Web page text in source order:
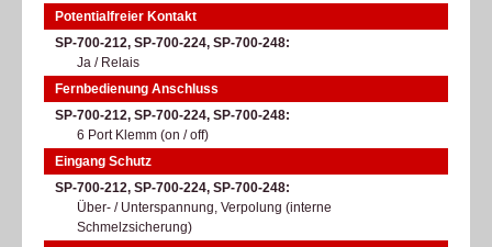
Potentialfreier Kontakt
SP-700-212, SP-700-224, SP-700-248
Ja / Relais
Fernbedienung Anschluss
SP-700-212, SP-700-224, SP-700-248
6 Port Klemm (on / off)
Eingang Schutz
SP-700-212, SP-700-224, SP-700-248
Über- / Unterspannung, Verpolung (interne
Schmelzsicherung)